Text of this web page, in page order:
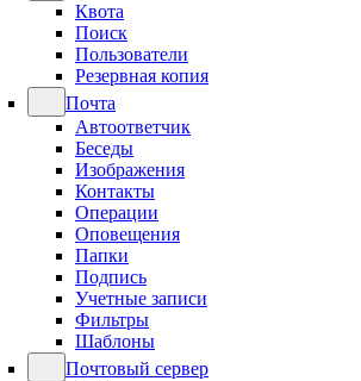
Квота
Поиск
Пользователи
Резервная копия
Почта
Автоответчик
Беседы
Изображения
Контакты
Операции
Оповещения
Папки
Подпись
Учетные записи
Фильтры
Шаблоны
Почтовый сервер